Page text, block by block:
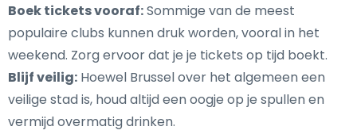
Boek tickets vooraf:Sommige van de meest
populaire clubs kunnen druk worden, vooral in het
weekend. Zorg ervoor dat je je tickets op tijd boekt.
Blijf veilig: Hoewel Brussel over het algemeen een
veilige stad is, houd altijd een oogje op je spullen en
vermijd overmatig drinken.